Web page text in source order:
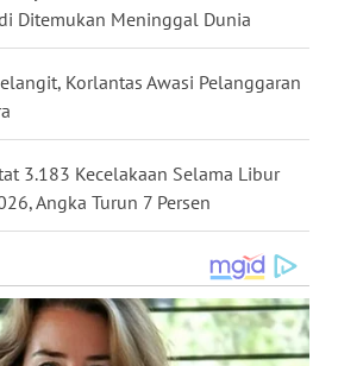
Ditemukan Meninggal Dunia
Korlantas Awasi Pelanggaran
3.183 Kecelakaan Selama Libur
Angka Turun 7 Persen